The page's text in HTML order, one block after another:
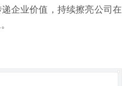
企业价值，持续擦亮公司在